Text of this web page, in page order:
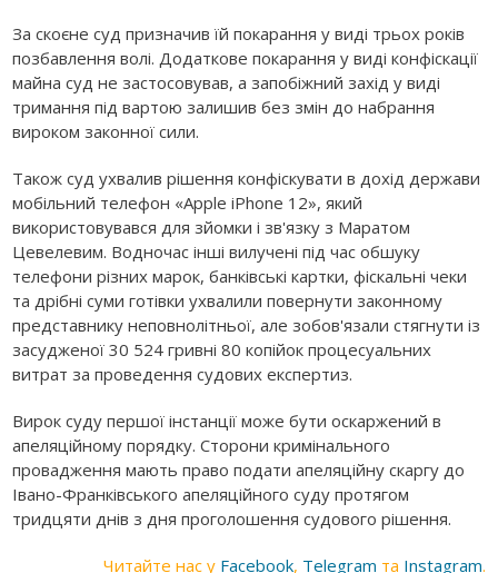
За скоєне суд призначив їй покарання у виді трьох років
позбавлення волі. Додаткове покарання у виді конфіскації
майна суд не застосовував, а запобіжний захід у виді
тримання під вартою залишив без змін до набрання
вироком законної сили.
Також суд ухвалив рішення конфіскувати в дохід держави
мобільний телефон «Apple iPhone 12», який
використовувався для зйомки і зв'язку з Маратом
Цевелевим. Водночас інші вилучені під час обшуку
телефони різних марок, банківські картки, фіскальні чеки
та дрібні суми готівки ухвалили повернути законному
представнику неповнолітньої, але зобов'язали стягнути із
засудженої 30 524 гривні 80 копійок процесуальних
витрат за проведення судових експертиз.
Вирок суду першої інстанції може бути оскаржений в
апеляційному порядку. Сторони кримінального
провадження мають право подати апеляційну скаргу до
Івано-Франківського апеляційного суду протягом
тридцяти днів з дня проголошення судового рішення.
Читайте нас у Facebook, Telegram та Instagram.